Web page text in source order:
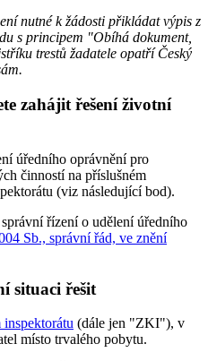
nutné k žádosti přikládat výpis z
s principem "Obíhá dokument,
trestů žadatele opatří Český
zahájit řešení životní
úředního oprávnění pro
činností na příslušném
(viz následující bod).
řízení o udělení úředního
Sb., správní řád, ve znění
situaci řešit
inspektorátu (dále jen "ZKI"), v
místo trvalého pobytu.